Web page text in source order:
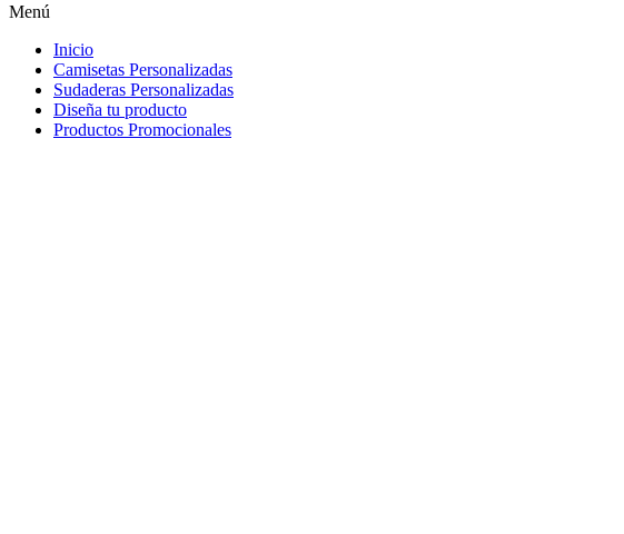
Menú
Inicio
Camisetas Personalizadas
Sudaderas Personalizadas
Diseña tu producto
Productos Promocionales